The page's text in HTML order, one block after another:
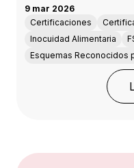
9 mar 2026
Certificaciones
Inocuidad Alimentaria
Esquemas Reconocidos